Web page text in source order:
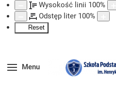
Wysokość linii 100%
Odstęp liter 100%
Reset
Menu